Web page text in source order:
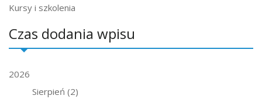
Kursy i szkolenia
Czas dodania wpisu
2026
Sierpień (2)